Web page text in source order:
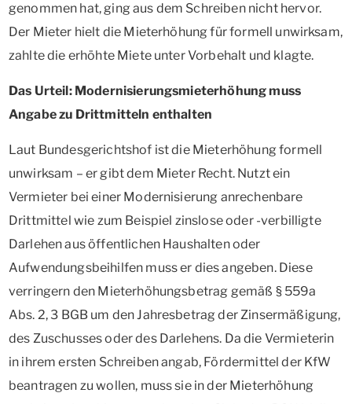
genommen hat, ging aus dem Schreiben nicht hervor.
Der Mieter hielt die Mieterhöhung für formell unwirksam,
zahlte die erhöhte Miete unter Vorbehalt und klagte.
Das Urteil: Modernisierungsmieterhöhung muss
Angabe zu Drittmitteln enthalten
Laut Bundesgerichtshof ist die Mieterhöhung formell
unwirksam – er gibt dem Mieter Recht. Nutzt ein
Vermieter bei einer Modernisierung anrechenbare
Drittmittel wie zum Beispiel zinslose oder -verbilligte
Darlehen aus öffentlichen Haushalten oder
Aufwendungsbeihilfen muss er dies angeben. Diese
verringern den Mieterhöhungsbetrag gemäß § 559a
Abs. 2, 3 BGB um den Jahresbetrag der Zinsermäßigung,
des Zuschusses oder des Darlehens. Da die Vermieterin
in ihrem ersten Schreiben angab, Fördermittel der KfW
beantragen zu wollen, muss sie in der Mieterhöhung